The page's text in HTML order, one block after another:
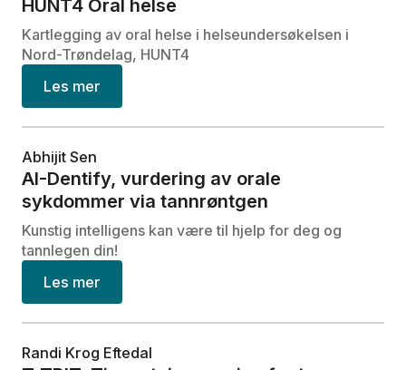
HUNT4 Oral helse
Kartlegging av oral helse i helseundersøkelsen i
Nord-Trøndelag, HUNT4
Les mer
Abhijit Sen
AI-Dentify, vurdering av orale
sykdommer via tannrøntgen
Kunstig intelligens kan være til hjelp for deg og
tannlegen din!
Les mer
Randi Krog Eftedal